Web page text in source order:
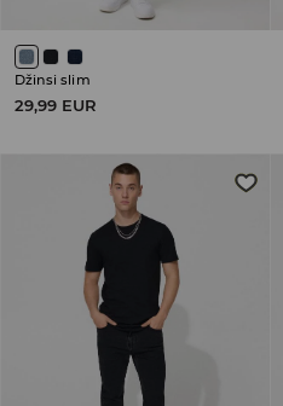
Džinsi slim
29,99 EUR